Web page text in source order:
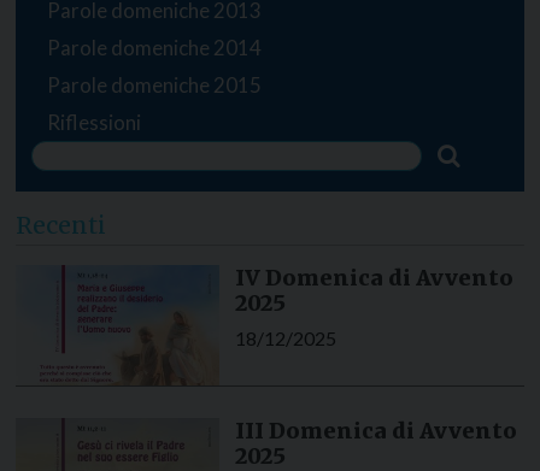
Parole domeniche 2013
Parole domeniche 2014
Parole domeniche 2015
Riflessioni
Recenti
IV Domenica di Avvento
2025
18/12/2025
III Domenica di Avvento
2025